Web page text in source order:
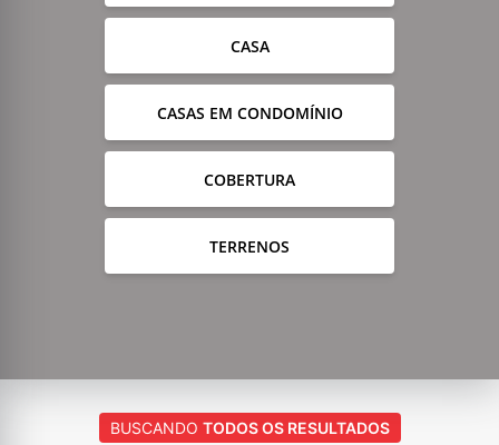
CASA
CASAS EM CONDOMÍNIO
COBERTURA
TERRENOS
BUSCANDO TODOS OS RESULTADOS